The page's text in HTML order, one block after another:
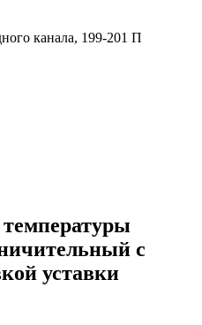
канала, 199-201 П
с
уставки